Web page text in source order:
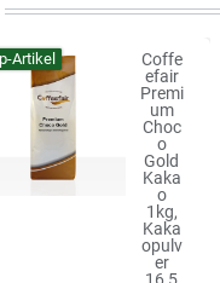
Artikel
Coffe
efair
Premi
um
Choc
o
Gold
Kaka
o
1kg,
Kaka
opulv
er